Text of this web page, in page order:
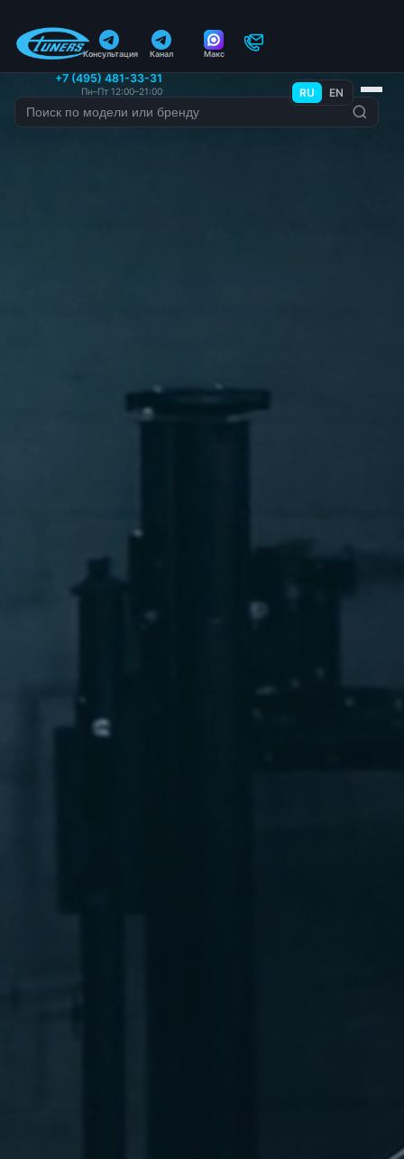
Консультация Канал Макс
+7 (495) 481-33-31
Пн–Пт 12:00–21:00 RU EN